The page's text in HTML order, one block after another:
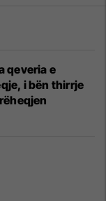
qeveria e
i bën thirrje